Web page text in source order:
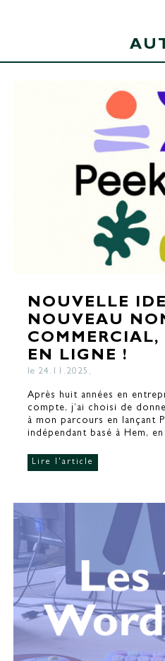
NOUVELLE
NOUVEAU
COMMERCIAL,
EN LIGNE !
le 24.11.2025,
Après huit années en
compte, j’ai choisi de
à mon parcours en lançant
indépendant basé à Hem,
Lire l'article